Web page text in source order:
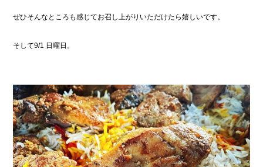
ぜひそんなところも感じてお召し上がりいただけたら嬉しいです。
そして9/1 日曜日。